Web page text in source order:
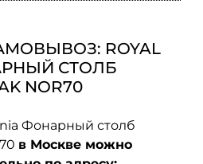
ROYAL
СТОЛБ
NOR70
Фонарный столб
в Москве можно